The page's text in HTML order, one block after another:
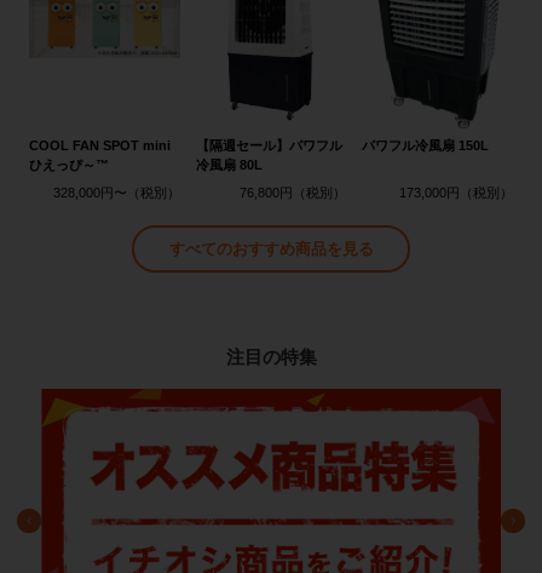
COOL FAN SPOT mini
ひえっぴ～™
328,000円〜
【隔週セール】パワフル
冷風扇 80L
76,800円
パワフル冷風扇 150L
173,000円
すべてのおすすめ商品を見る
注目の特集